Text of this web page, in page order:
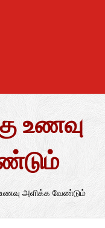
உணவு
உணவு அளிக்க வேண்டும்